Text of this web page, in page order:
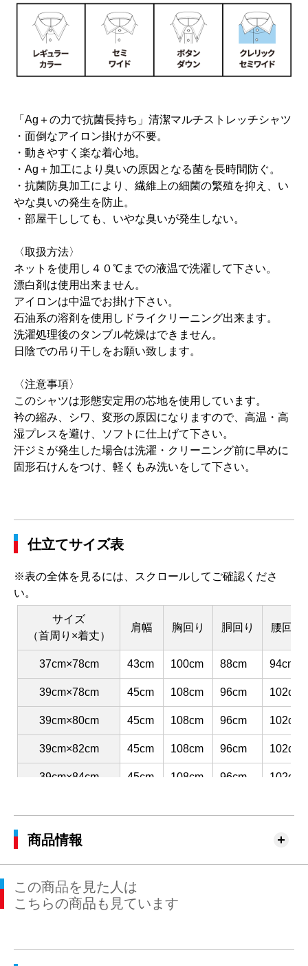
「Ag＋の力で抗菌長持ち」清潔マルチストレッチシャツ
・面倒なアイロン掛けが不要。
・動きやすく楽な着心地。
・Ag＋加工により臭いの原因となる菌を長時間防ぐ。
・抗菌防臭加工により、繊維上の細菌の繁殖を抑え、い
やな臭いの発生を防止。
・部屋干ししても、いやな臭いが発生しない。
〈取扱方法〉
ネットを使用し４０℃までの液温で洗濯して下さい。
漂白剤は使用出来ません。
アイロンは中温でお掛け下さい。
石油系の溶剤を使用しドライクリーニング出来ます。
洗濯処理後のタンブル乾燥はできません。
日陰での吊り干しをお願い致します。
〈注意事項〉
このシャツは形態安定用の芯地を使用しています。
衿の縮み、シワ、変形の原因になりますので、高温・高
湿プレスを避け、ソフトに仕上げて下さい。
汗ジミが発生した場合は洗濯・クリーニング前に早めに
固形石けんをつけ、軽くもみ洗いをして下さい。
仕立てサイズ表
※表の全体を見るには、スクロールしてご確認くださ
い。
サイズ
（首周り×着丈）
肩幅 胸回り 胴回り 腰回り
37cm×78cm 43cm 100cm 88cm 94cm
39cm×78cm 45cm 108cm 96cm 102cm
39cm×80cm 45cm 108cm 96cm 102cm
39cm×82cm 45cm 108cm 96cm 102cm
39cm×84cm 45cm 108cm 96cm 102cm
41cm×82cm
41cm×84cm 47cm 116cm 104cm 110cm
41cm×86cm 47cm
商品情報
この商品を見た人は
こちらの商品も見ています